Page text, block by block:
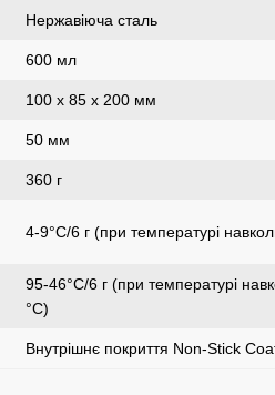
Нержавіюча сталь
600 мл
100 x 85 x 200 мм
50 мм
360 г
4-9°С/6 г (при температурі
95-46°С/6 г (при температурі
°С)
Внутрішнє покриття Non-Stick